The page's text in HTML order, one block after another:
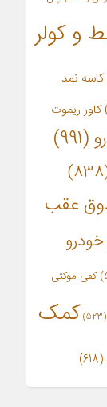
و کولر
کاسه نمد
کاور ریموت
(991)
عقب
کفی موکتی
(523)
کمک
(618)